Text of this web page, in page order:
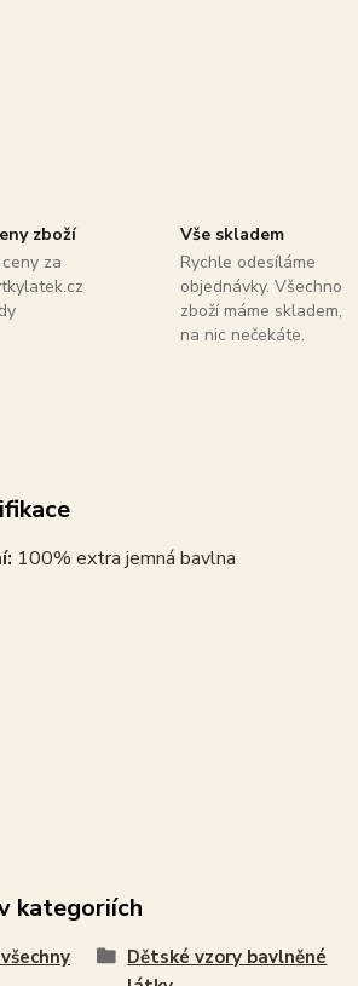
zboží
za
Vše skladem
Rychle odesíláme
objednávky. Všechno
zboží máme skladem,
na nic nečekáte.
100% extra jemná bavlna
kategoriích
Dětské vzory bavlněné